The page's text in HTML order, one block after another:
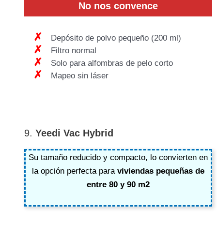
No nos convence
Depósito de polvo pequeño (200 ml)
Filtro normal
Solo para alfombras de pelo corto
Mapeo sin láser
9. Yeedi Vac Hybrid
Su tamaño reducido y compacto, lo convierten en
la opción perfecta para viviendas pequeñas de
entre 80 y 90 m2